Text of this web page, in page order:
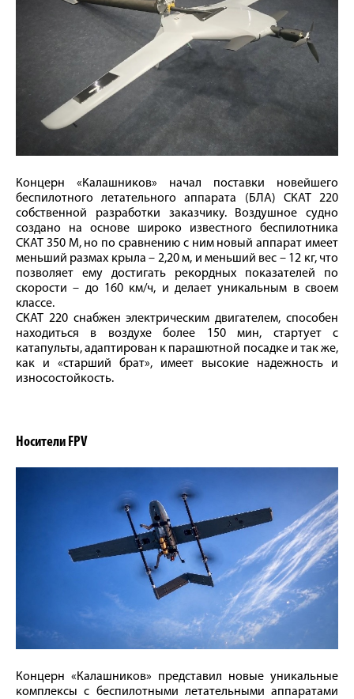
Концерн «Калашников» начал поставки новейшего
беспилотного летательного аппарата (БЛА) СКАТ 220
собственной разработки заказчику. Воздушное судно
создано на основе широко известного беспилотника
СКАТ 350 М, но по сравнению с ним новый аппарат имеет
меньший размах крыла – 2,20 м, и меньший вес – 12 кг, что
позволяет ему достигать рекордных показателей по
скорости – до 160 км/ч, и делает уникальным в своем
классе.
СКАТ 220 снабжен электрическим двигателем, способен
находиться в воздухе более 150 мин, стартует с
катапульты, адаптирован к парашютной посадке и так же,
как и «старший брат», имеет высокие надежность и
износостойкость.
Носители FPV
Концерн «Калашников» представил новые уникальные
комплексы с беспилотными летательными аппаратами